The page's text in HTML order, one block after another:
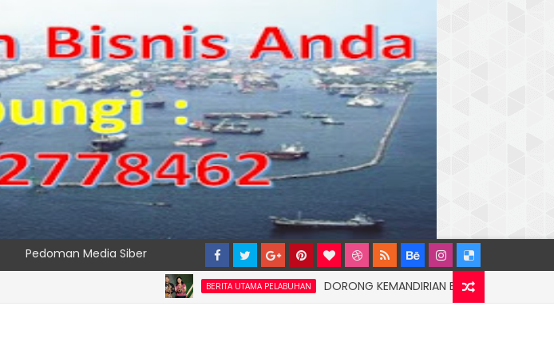
Pedoman Media Siber
BERITA UTAMA PELABUHAN
DORONG KEMANDIRIAN EKONOMI MASYARAKAT